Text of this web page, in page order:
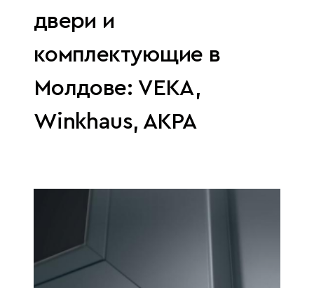
двери и
комплектующие в
Молдове: VEKA,
Winkhaus, AKPA